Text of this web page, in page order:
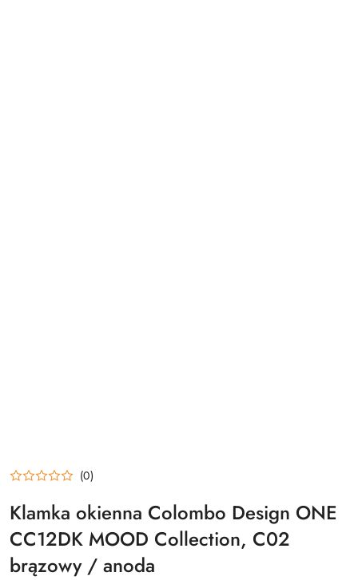
(0)
Klamka okienna Colombo Design ONE
CC12DK MOOD Collection, C02
brązowy / anoda